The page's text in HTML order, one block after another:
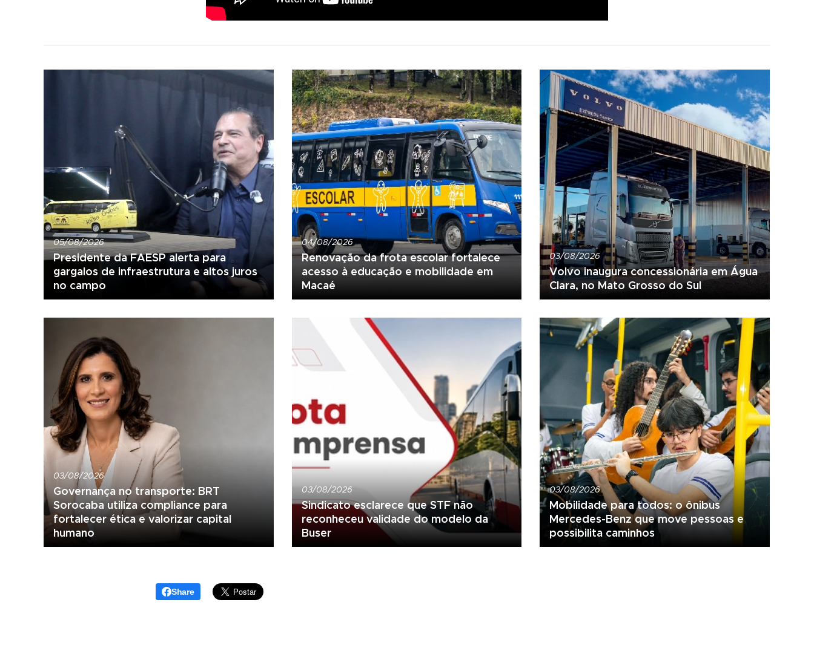
05/08/2026
Presidente da FAESP alerta para
gargalos de infraestrutura e altos juros
no campo
04/08/2026
Renovação da frota escolar fortalece
acesso à educação e mobilidade em
Macaé
03/08/2026
Volvo inaugura concessionária em Água
Clara, no Mato Grosso do Sul
03/08/2026
Governança no transporte: BRT
Sorocaba utiliza compliance para
fortalecer ética e valorizar capital
humano
03/08/2026
Sindicato esclarece que STF não
reconheceu validade do modelo da
Buser
03/08/2026
Mobilidade para todos: o ônibus
Mercedes-Benz que move pessoas e
possibilita caminhos
Share